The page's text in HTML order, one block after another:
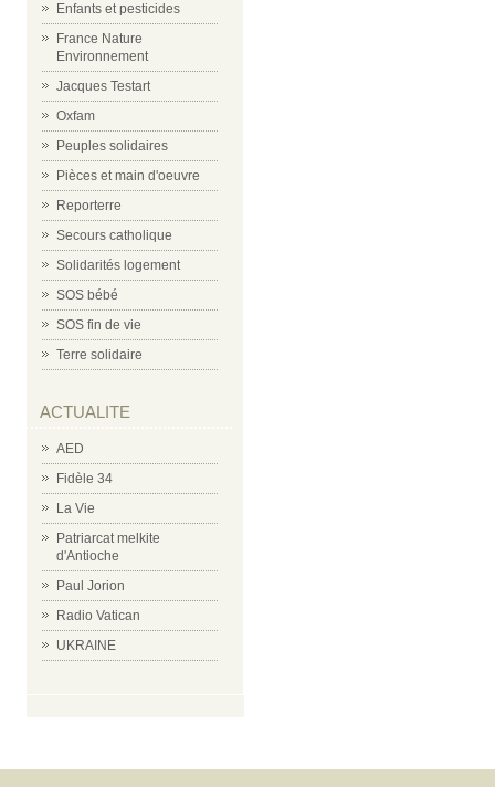
Enfants et pesticides
France Nature
Environnement
Jacques Testart
Oxfam
Peuples solidaires
Pièces et main d'oeuvre
Reporterre
Secours catholique
Solidarités logement
SOS bébé
SOS fin de vie
Terre solidaire
ACTUALITE
AED
Fidèle 34
La Vie
Patriarcat melkite
d'Antioche
Paul Jorion
Radio Vatican
UKRAINE